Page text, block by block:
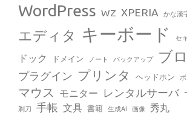
WordPress WZ XPERIA かな漢
エディタ キーボード セ
ドック
ドメイン ノート バックアップ ブ
プラグイン プリンタ ヘッドホン
マウス モニター レンタルサーバ
剃刀 手帳 文具 書籍 生成AI 画像 秀丸